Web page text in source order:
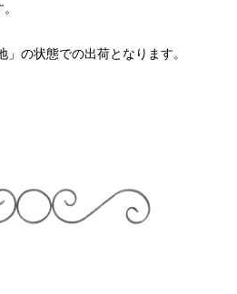
の状態での出荷となります。